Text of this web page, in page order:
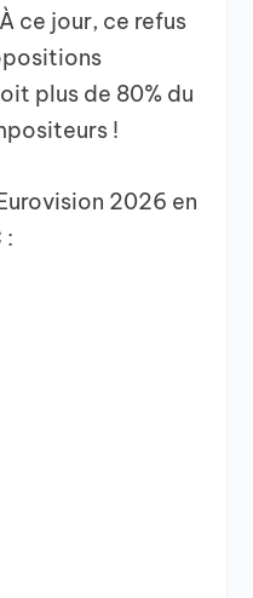
ce jour, ce refus
plus de 80% du
!
2026 en
: